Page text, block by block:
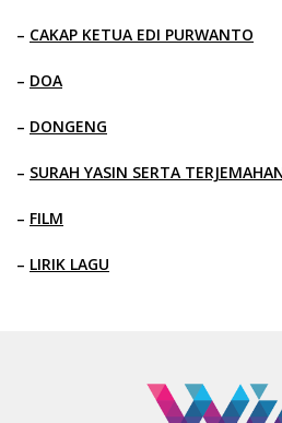
– CAKAP KETUA EDI PURWANTO
– DOA
– DONGENG
– SURAH YASIN SERTA
– FILM
– LIRIK LAGU